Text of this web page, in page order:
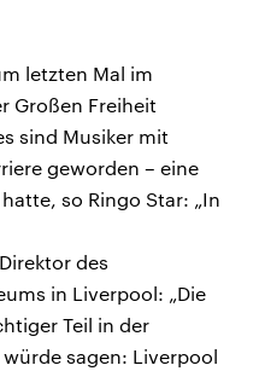
letzten Mal im
Großen Freiheit
sind Musiker mit
geworden – eine
so Ringo Star: „In
des
in Liverpool: „Die
Teil in der
sagen: Liverpool